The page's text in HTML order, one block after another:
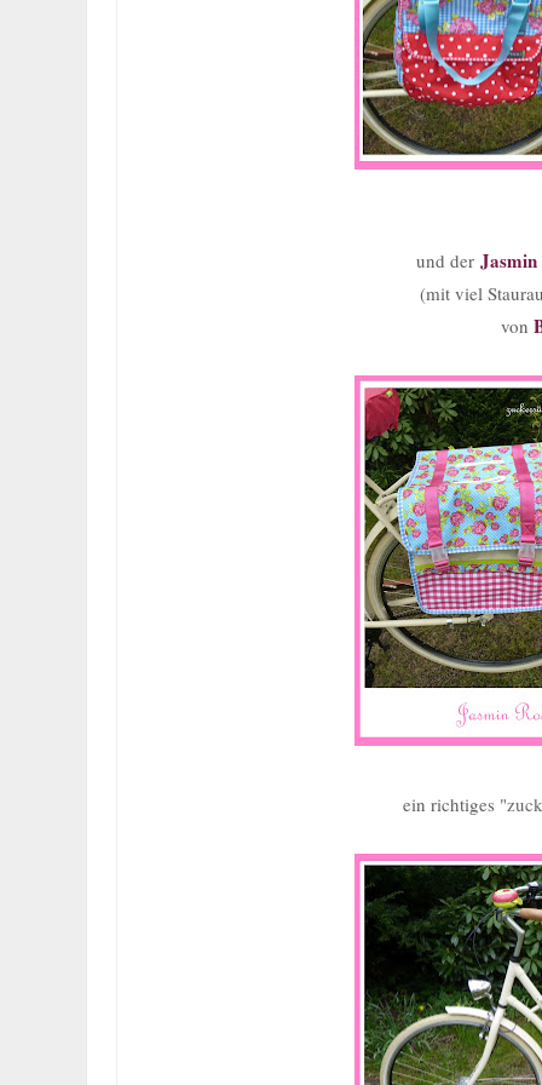
und der Jasmin
(mit viel
von
ein richtiges "